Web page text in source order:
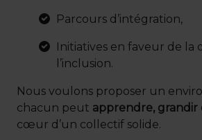
Parcours d’intégration,
Initiatives en faveur de la
l’inclusion.
Nous voulons proposer un
chacun peut apprendre, grandir
cœur d’un collectif solide.